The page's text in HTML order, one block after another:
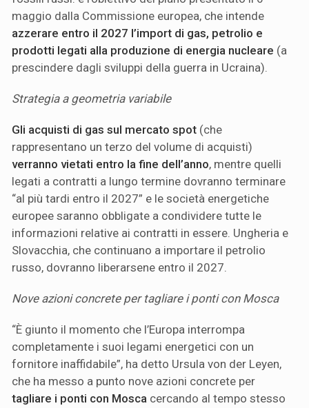
maggio dalla Commissione europea, che intende
azzerare entro il 2027 l’import di gas, petrolio e
prodotti legati alla produzione di energia nucleare (a
prescindere dagli sviluppi della guerra in Ucraina).
Strategia a geometria variabile
Gli acquisti di gas sul mercato spot (che
rappresentano un terzo del volume di acquisti)
verranno vietati entro la fine dell’anno, mentre quelli
legati a contratti a lungo termine dovranno terminare
“al più tardi entro il 2027” e le società energetiche
europee saranno obbligate a condividere tutte le
informazioni relative ai contratti in essere. Ungheria e
Slovacchia, che continuano a importare il petrolio
russo, dovranno liberarsene entro il 2027.
Nove azioni concrete per tagliare i ponti con Mosca
“È giunto il momento che l’Europa interrompa
completamente i suoi legami energetici con un
fornitore inaffidabile”, ha detto Ursula von der Leyen,
che ha messo a punto nove azioni concrete per
tagliare i ponti con Mosca cercando al tempo stesso